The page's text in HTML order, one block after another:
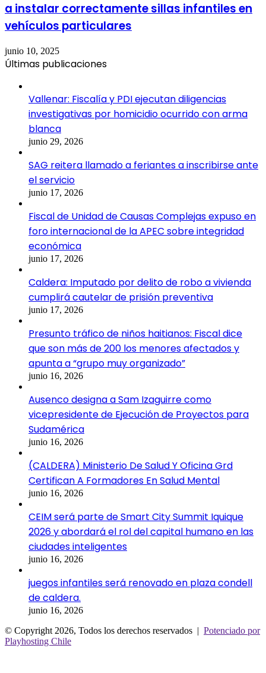
a instalar correctamente sillas infantiles en
vehículos particulares
junio 10, 2025
Últimas publicaciones
Vallenar: Fiscalía y PDI ejecutan diligencias
investigativas por homicidio ocurrido con arma
blanca
junio 29, 2026
SAG reitera llamado a feriantes a inscribirse ante
el servicio
junio 17, 2026
Fiscal de Unidad de Causas Complejas expuso en
foro internacional de la APEC sobre integridad
económica
junio 17, 2026
Caldera: Imputado por delito de robo a vivienda
cumplirá cautelar de prisión preventiva
junio 17, 2026
Presunto tráfico de niños haitianos: Fiscal dice
que son más de 200 los menores afectados y
apunta a “grupo muy organizado”
junio 16, 2026
Ausenco designa a Sam Izaguirre como
vicepresidente de Ejecución de Proyectos para
Sudamérica
junio 16, 2026
(CALDERA) Ministerio De Salud Y Oficina Grd
Certifican A Formadores En Salud Mental
junio 16, 2026
CEIM será parte de Smart City Summit Iquique
2026 y abordará el rol del capital humano en las
ciudades inteligentes
junio 16, 2026
juegos infantiles será renovado en plaza condell
de caldera.
junio 16, 2026
© Copyright 2026, Todos los derechos reservados | Potenciado por
Playhosting Chile